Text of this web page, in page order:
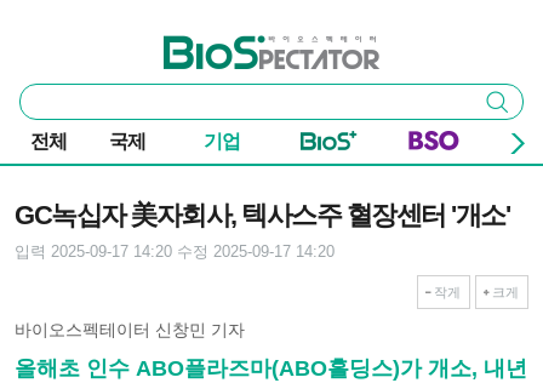
바이오스펙테이터
통
합
검
색
검색
전체 국제 기업
GC녹십자 美자회사, 텍사스주 혈장센터 '개소'
입력 2025-09-17 14:20 수정 2025-09-17 14:20
작게 크게
바이오스펙테이터 신창민 기자
올해초 인수 ABO플라즈마(ABO홀딩스)가 개소, 내년